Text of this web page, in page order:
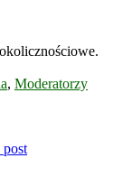
, Moderatorzy